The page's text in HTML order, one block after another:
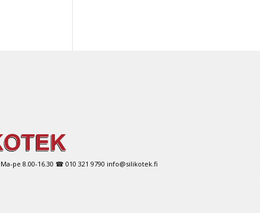
Ma-pe 8.00-16.30 ☎ 010 321 9790 info@silikotek.fi